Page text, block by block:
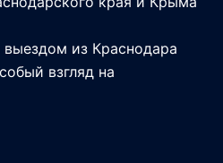
из Краснодара
взгляд на